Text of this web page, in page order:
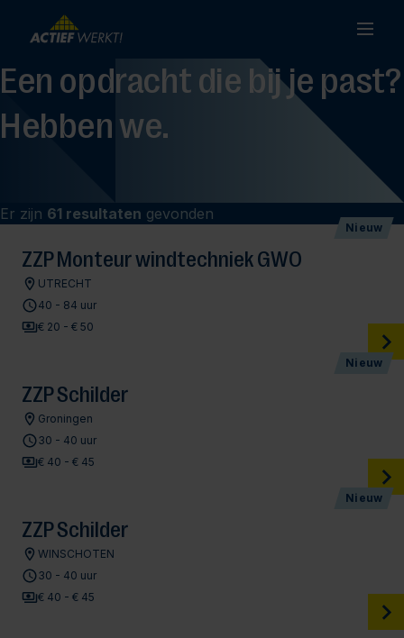
Een opdracht die bij je past?
Hebben we.
Er zijn 61 resultaten gevonden
Nieuw
ZZP Monteur windtechniek GWO
UTRECHT
40 - 84 uur
€ 20 - € 50
Nieuw
ZZP Schilder
Groningen
30 - 40 uur
€ 40 - € 45
Nieuw
ZZP Schilder
WINSCHOTEN
30 - 40 uur
€ 40 - € 45